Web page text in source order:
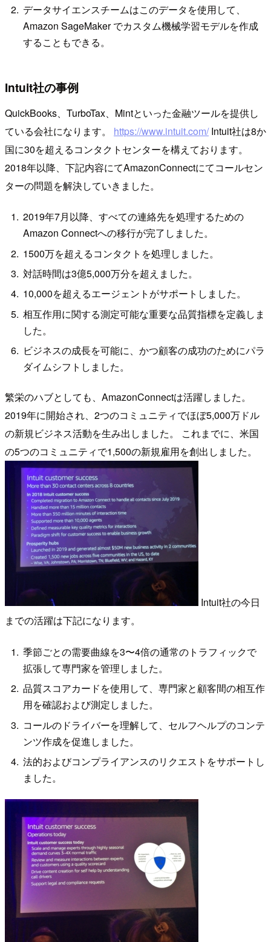
データサイエンスチームはこのデータを使用して、
Amazon SageMaker でカスタム機械学習モデルを作成
することもできる。
Intuit社の事例
QuickBooks、TurboTax、Mintといった金融ツールを提供し
ている会社になります。 https://www.intuit.com/Intuit社は8か
国に30を超えるコンタクトセンターを構えております。
2018年以降、下記内容にてAmazonConnectにてコールセン
ターの問題を解決していきました。
2019年7月以降、すべての連絡先を処理するための
Amazon Connectへの移行が完了しました。
1500万を超えるコンタクトを処理しました。
対話時間は3億5,000万分を超えました。
10,000を超えるエージェントがサポートしました。
相互作用に関する測定可能な重要な品質指標を定義しま
した。
ビジネスの成長を可能に、かつ顧客の成功のためにパラ
ダイムシフトしました。
繁栄のハブとしても、AmazonConnectは活躍しました。
2019年に開始され、2つのコミュニティでほぼ5,000万ドル
の新規ビジネス活動を生み出しました。 これまでに、米国
の5つのコミュニティで1,500の新規雇用を創出しました。
Intuit社の今日
までの活躍は下記になります。
季節ごとの需要曲線を3〜4倍の通常のトラフィックで
拡張して専門家を管理しました。
品質スコアカードを使用して、専門家と顧客間の相互作
用を確認および測定しました。
コールのドライバーを理解して、セルフヘルプのコンテ
ンツ作成を促進しました。
法的およびコンプライアンスのリクエストをサポートし
ました。